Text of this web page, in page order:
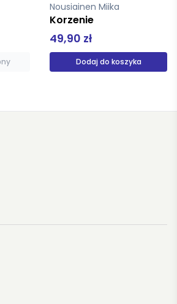
Nousiainen Miika
Korzenie
49,90 zł
Dodaj do koszyka